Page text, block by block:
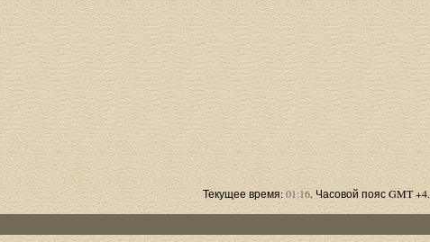
Текущее время:01:16. Часовой пояс GMT +4.